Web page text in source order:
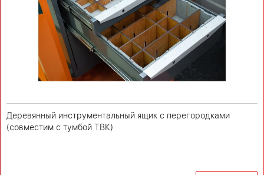
Деревянный инструментальный ящик с перегородками
(совместим с тумбой ТВК)